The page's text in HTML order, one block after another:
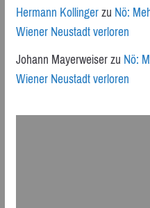
Hermann KollingerzuNö:
Wiener Neustadt verloren
Johann MayerweiserzuNö:
Wiener Neustadt verloren